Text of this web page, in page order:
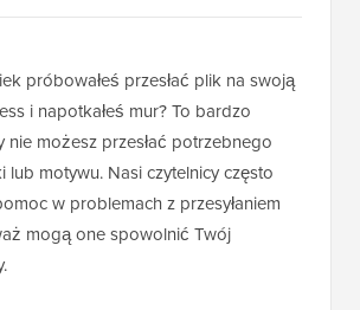
próbowałeś przesłać plik na swoją
i napotkałeś mur? To bardzo
nie możesz przesłać potrzebnego
lub motywu. Nasi czytelnicy często
w problemach z przesyłaniem
mogą one spowolnić Twój